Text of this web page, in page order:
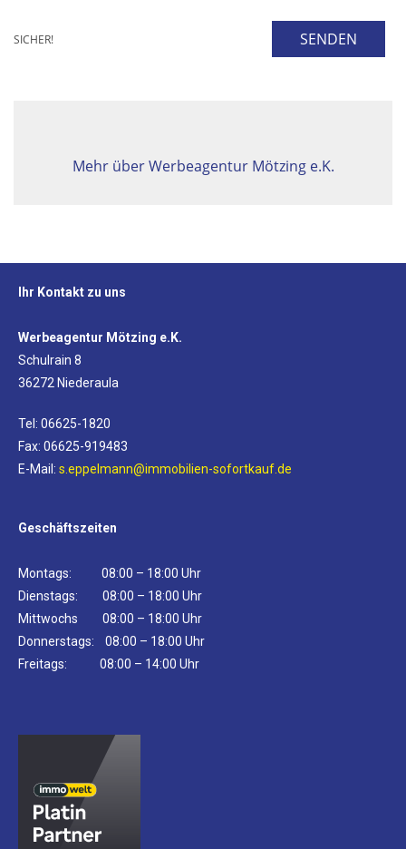
SICHER! SENDEN
Mehr über Werbeagentur Mötzing e.K.
Ihr Kontakt zu uns
Werbeagentur Mötzing e.K.
Schulrain 8
36272 Niederaula
Tel: 06625-1820
Fax: 06625-919483
E-Mail: s.eppelmann@immobilien-sofortkauf.de
Geschäftszeiten
Montags: 08:00 – 18:00 Uhr
Dienstags: 08:00 – 18:00 Uhr
Mittwochs 08:00 – 18:00 Uhr
Donnerstags: 08:00 – 18:00 Uhr
Freitags: 08:00 – 14:00 Uhr